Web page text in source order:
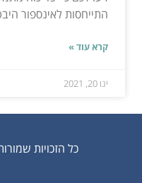
התייחסות לאינספור
קרא עוד »
ינו 20, 2021
כל הזכויות